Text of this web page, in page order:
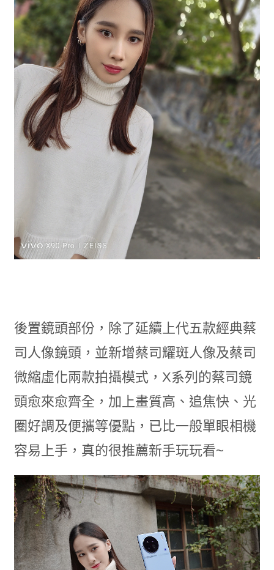
後置鏡頭部份，除了延續上代五款經典蔡
司人像鏡頭，並新增蔡司耀斑人像及蔡司
微縮虛化兩款拍攝模式，X系列的蔡司鏡
頭愈來愈齊全，加上畫質高、追焦快、光
圈好調及便攜等優點，已比一般單眼相機
容易上手，真的很推薦新手玩玩看~